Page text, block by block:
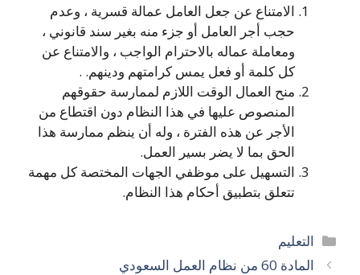
الامتناع عن جعل العامل عمالة قسرية ، وعدم
حجب أجر العامل أو جزء منه بغير سند قانوني ،
ومعاملة عماله بالاحترام الواجب ، والامتناع عن
كل كلمة أو فعل يمس كرامتهم ودينهم. .
منح العمال الوقت اللازم لممارسة حقوقهم
المنصوص عليها في هذا النظام دون اقتطاع من
الأجر عن هذه الفترة ، وله أن ينظم ممارسة هذا
الحق بما لا يضر بسير العمل.
التسهيل على موظفي الجهات المختصة كل مهمة
تتعلق بتطبيق أحكام هذا النظام.
التصنيفات
التعليم
المادة 60 من نظام العمل السعودي